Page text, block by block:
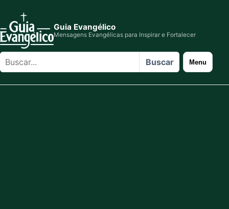
Guia Evangélico
Mensagens Evangélicas para Inspirar e Fortalecer
Buscar
no
site
Buscar Menu